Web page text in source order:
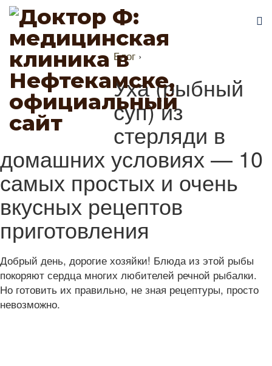
Блог ›
Уха (рыбный
суп) из
стерляди в
домашних условиях — 10
самых простых и очень
вкусных рецептов
приготовления
Добрый день, дорогие хозяйки! Блюда из этой рыбы
покоряют сердца многих любителей речной рыбалки.
Но готовить их правильно, не зная рецептуры, просто
невозможно.